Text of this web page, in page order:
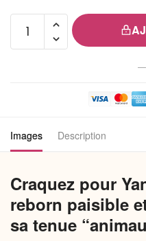
—
Images Description
Craquez pour
reborn paisible
sa tenue